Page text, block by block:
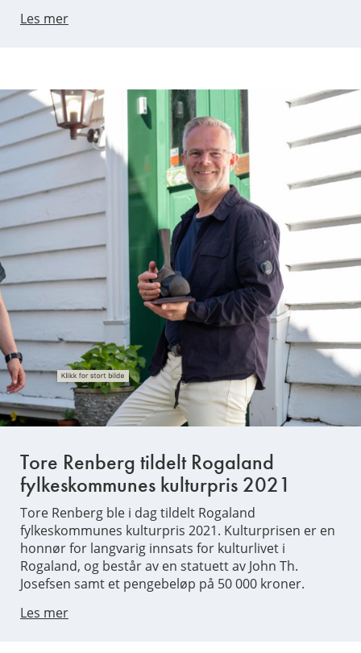
Les mer
Tore Renberg tildelt Rogaland
fylkeskommunes kulturpris 2021
Tore Renberg ble i dag tildelt Rogaland
fylkeskommunes kulturpris 2021. Kulturprisen er en
honnør for langvarig innsats for kulturlivet i
Rogaland, og består av en statuett av John Th.
Josefsen samt et pengebeløp på 50 000 kroner.
Les mer